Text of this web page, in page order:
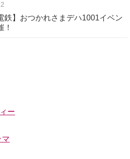
鉄】おつかれさまデハ1001イベン
！
ー
マ